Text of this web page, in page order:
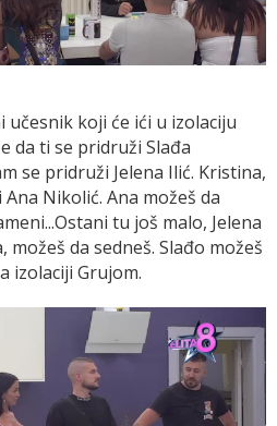
koji će ići u izolaciju
da ti se pridruži Slađa
se pridruži Jelena Ilić. Kristina,
Nikolić. Ana možeš da
tu još malo, Jelena
možeš da sedneš. Slađo možeš
izolaciji Grujom.